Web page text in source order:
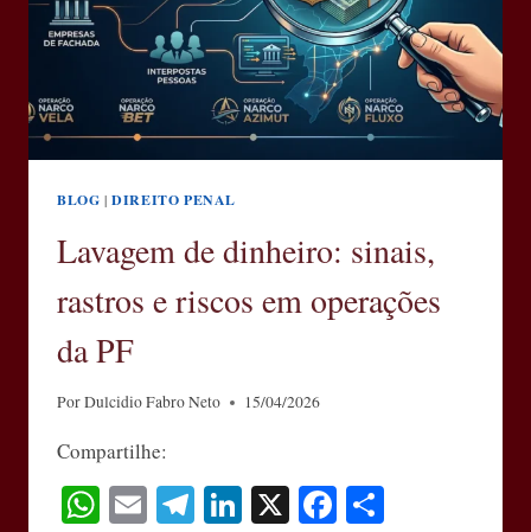
BLOG |DIREITO PENAL
Lavagem de dinheiro: sinais,
rastros e riscos em operações
da PF
PorDulcidio Fabro Neto 15/04/2026
Compartilhe:
WhatsApp
EmailTelegram
LinkedIn
X Facebook